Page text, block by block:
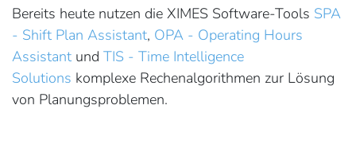
Bereits heute nutzen die XIMES Software-Tools SPA
- Shift Plan Assistant, OPA - Operating Hours
Assistant und TIS - Time Intelligence
Solutions komplexe Rechenalgorithmen zur Lösung
von Planungsproblemen.